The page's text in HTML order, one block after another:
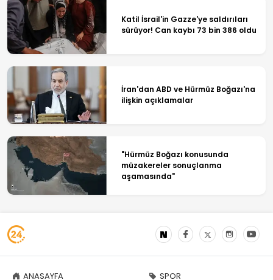
Katil İsrail'in Gazze'ye saldırıları
İran'dan ABD ve Hürmüz Boğazı'na
"Hürmüz Boğazı konusunda
müzakereler sonuçlanma